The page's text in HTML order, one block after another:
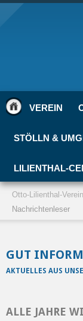
VEREIN
STÖLLN &
LILIENTHAL-
Otto-Lilienthal-
Nachrichtenleser
GUT
AKTUELLES AUS
ALLE JAHRE